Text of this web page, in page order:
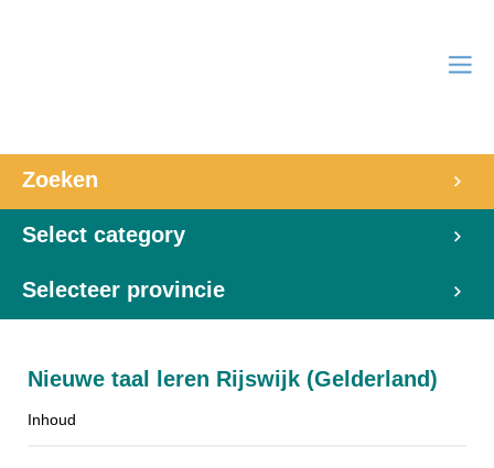
Zoeken
Select category
Selecteer provincie
Nieuwe taal leren Rijswijk (Gelderland)
Inhoud